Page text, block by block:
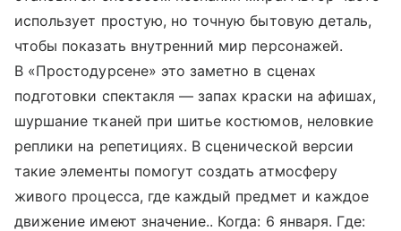
использует простую, но точную бытовую деталь,
чтобы показать внутренний мир персонажей.
В «Простодурсене» это заметно в сценах
подготовки спектакля — запах краски на афишах,
шуршание тканей при шитье костюмов, неловкие
реплики на репетициях. В сценической версии
такие элементы помогут создать атмосферу
живого процесса, где каждый предмет и каждое
движение имеют значение.. Когда: 6 января. Где: